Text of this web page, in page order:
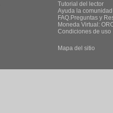
Tutorial del lector
Ayuda la
FAQ.Preguntas y
Moneda Virtual:
Condiciones de uso
Mapa del sitio